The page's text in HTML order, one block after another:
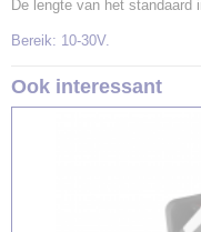
De lengte van het
Bereik: 10-30V.
Ook interessant